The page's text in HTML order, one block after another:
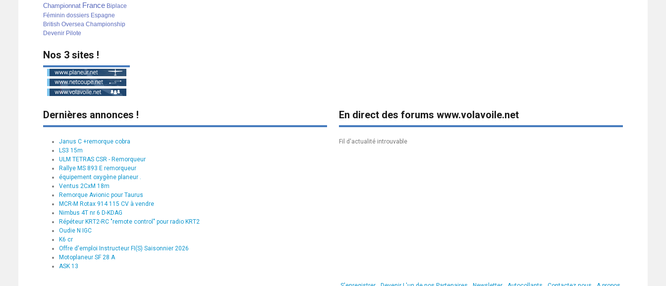
Championnat France Biplace
Féminin dossiers Espagne
British Oversea Championship
Devenir Pilote
Nos 3 sites !
Dernières annonces !
Janus C +remorque cobra
LS3 15m
ULM TETRAS CSR - Remorqueur
Rallye MS 893 E remorqueur
équipement oxygène planeur .
Ventus 2CxM 18m
Remorque Avionic pour Taurus
MCR-M Rotax 914 115 CV à vendre
Nimbus 4T nr 6 D-KDAG
Répéteur KRT2-RC "remote control" pour radio KRT2
Oudie N IGC
K6 cr
Offre d'emploi Instructeur FI(S) Saisonnier 2026
Motoplaneur SF 28 A
ASK 13
En direct des forums www.volavoile.net
Fil d'actualité introuvable